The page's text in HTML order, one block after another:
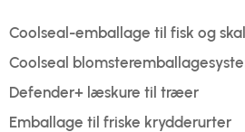
Coolseal-emballage til fisk og
Coolseal
Defender+ læskure til træer
Emballage til friske krydderurter